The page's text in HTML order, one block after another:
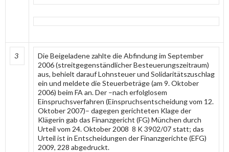
3
Die Beigeladene zahlte die Abfindung im September
2006 (streitgegenständlicher Besteuerungszeitraum)
aus, behielt darauf Lohnsteuer und Solidaritätszuschlag
ein und meldete die Steuerbeträge (am 9. Oktober
2006) beim FA an. Der –nach erfolglosem
Einspruchsverfahren (Einspruchsentscheidung vom 12.
Oktober 2007)– dagegen gerichteten Klage der
Klägerin gab das Finanzgericht (FG) München durch
Urteil vom 24. Oktober 2008 8 K 3902/07 statt; das
Urteil ist in Entscheidungen der Finanzgerichte (EFG)
2009, 228 abgedruckt.